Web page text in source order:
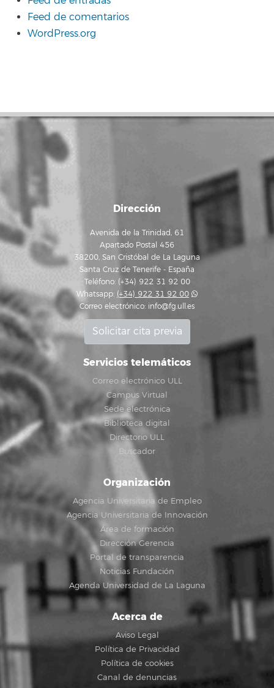
Feed de comentarios
WordPress.org
Dirección
Avenida de la Trinidad, 61
Apartado Postal 456
38200, San Cristóbal de La Laguna
Santa Cruz de Tenerife - España
Teléfono: (+34) 922 31 92 00
Whatsapp: (+34) 922 31 92 00
Correo electrónico: info@fg.ull.es
Solicitar cita previa
Servicios telemáticos
Correo electrónico ULL
Campus Virtual
Sede electrónica
Biblioteca digital
Directorio ULL
Buscador
Organización
Agencia Universitaria de Empleo
Agencia Universitaria de Innovación
Área de formación
Dirección Gerencia
Portal de transparencia
Noticias Fundación
Agenda Universidad de La Laguna
Acerca de
Aviso Legal
Política de Privacidad
Política de cookies
Canal de denuncias